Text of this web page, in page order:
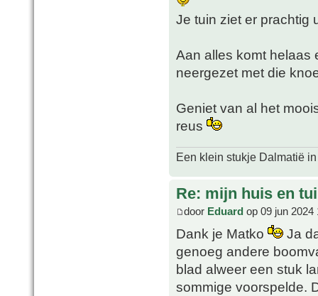
Je tuin ziet er prachtig
Aan alles komt helaas
neergezet met die
Geniet van al het
reus
Een klein stukje Dalmatië
Re: mijn huis en
door Eduard op 09 jun 2024
Dank je Matko
Ja
genoeg andere
blad alweer een stuk
sommige voorspelde.